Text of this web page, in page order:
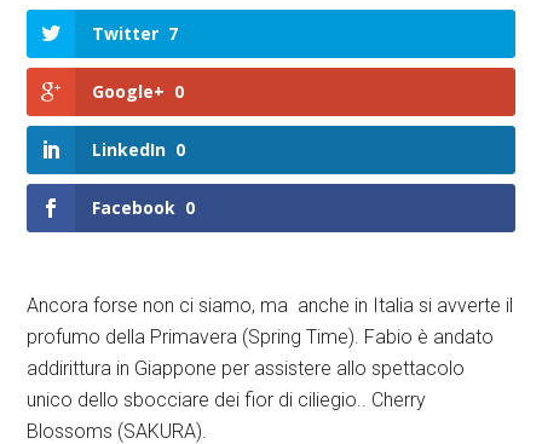
Twitter 7
Google+ 0
LinkedIn 0
Facebook 0
Ancora forse non ci siamo, ma anche in Italia si avverte il
profumo della Primavera (Spring Time). Fabio è andato
addirittura in Giappone per assistere allo spettacolo
unico dello sbocciare dei fior di ciliegio.. Cherry
Blossoms (SAKURA).